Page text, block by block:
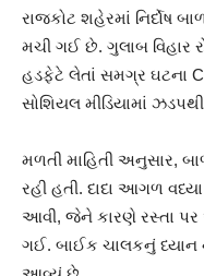
રાજકોટ શહેરમાં નિર્દોષ
મચી ગઈ છે. ગુલાબ વિહાર
હડફેટે લેતાં સમગ્ર ઘટના
સોશિયલ મીડિયામાં
મળતી માહિતી અનુસાર,
રહી હતી. દાદા આગળ
આવી, જેને કારણે રસ્તા
ગઈ. બાઈક ચાલકનું ધ્યાન